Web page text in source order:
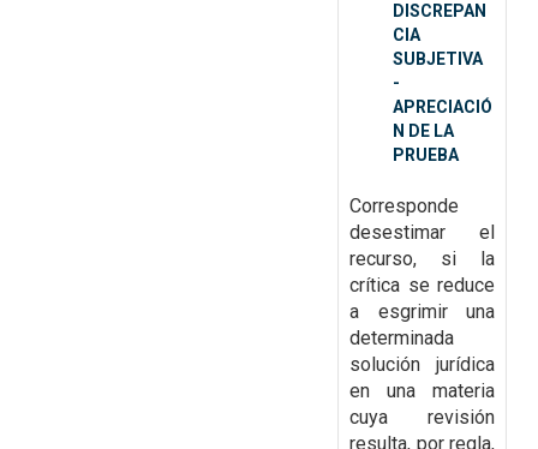
DISCREPAN
CIA
SUBJETIVA
-
APRECIACIÓ
N DE LA
PRUEBA
Corresponde
desestimar el
recurso, si la
crítica se reduce
a esgrimir una
determinada
solución jurídica
en una materia
cuya revisión
resulta, por regla,